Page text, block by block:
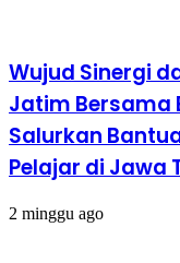
Wujud Sinergi
Jatim Bersama
Salurkan
Pelajar di Jawa
2 minggu ago